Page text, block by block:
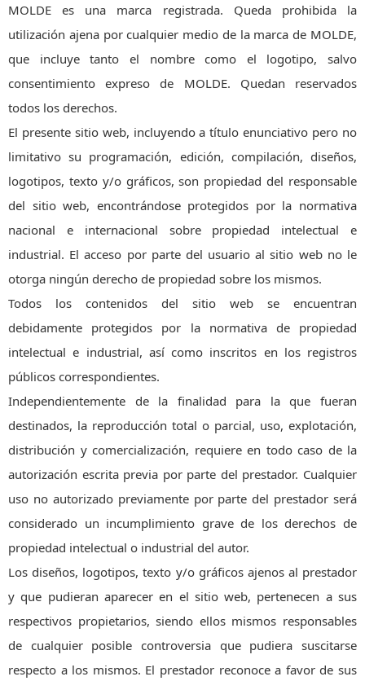
MOLDE es una marca registrada. Queda prohibida la
utilización ajena por cualquier medio de la marca de MOLDE,
que incluye tanto el nombre como el logotipo, salvo
consentimiento expreso de MOLDE. Quedan reservados
todos los derechos.
El presente sitio web, incluyendo a título enunciativo pero no
limitativo su programación, edición, compilación, diseños,
logotipos, texto y/o gráficos, son propiedad del responsable
del sitio web, encontrándose protegidos por la normativa
nacional e internacional sobre propiedad intelectual e
industrial. El acceso por parte del usuario al sitio web no le
otorga ningún derecho de propiedad sobre los mismos.
Todos los contenidos del sitio web se encuentran
debidamente protegidos por la normativa de propiedad
intelectual e industrial, así como inscritos en los registros
públicos correspondientes.
Independientemente de la finalidad para la que fueran
destinados, la reproducción total o parcial, uso, explotación,
distribución y comercialización, requiere en todo caso de la
autorización escrita previa por parte del prestador. Cualquier
uso no autorizado previamente por parte del prestador será
considerado un incumplimiento grave de los derechos de
propiedad intelectual o industrial del autor.
Los diseños, logotipos, texto y/o gráficos ajenos al prestador
y que pudieran aparecer en el sitio web, pertenecen a sus
respectivos propietarios, siendo ellos mismos responsables
de cualquier posible controversia que pudiera suscitarse
respecto a los mismos. El prestador reconoce a favor de sus